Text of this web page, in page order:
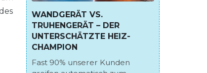
WANDGERÄT VS.
TRUHENGERÄT – DER
UNTERSCHÄTZTE HEIZ-
CHAMPION
Fast 90% unserer Kunden